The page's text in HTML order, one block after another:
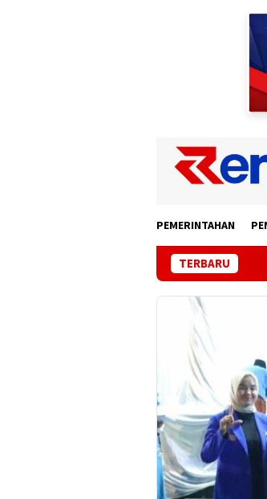
PEMERINTAHAN
TERBARU